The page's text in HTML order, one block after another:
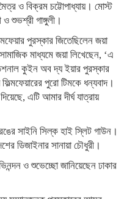
ও বিক্রম চট্টোপাধ্যায়। মোস্ট
ও শুভশ্রী গাঙ্গুলী।
পুরস্কার জিতেছিলেন জয়া
মাধ্যমে জয়া লিখেছেন, ‘এ
কুইন অব দ্য ইয়ার পুরস্কার
পুরো টিমকে ধন্যবাদ।
এটি আমার দীর্ঘ যাত্রায়
সাইনি সিল্ক হাই স্লিট গাউন।
ডিজাইনার সানায়া চৌধুরী।
ও শুভেচ্ছো জানিয়েছেন ঢাকার